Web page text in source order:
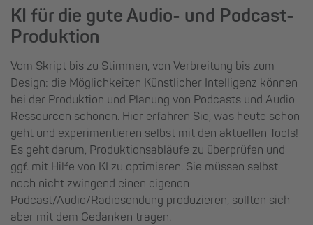
KI für die gute Audio- und Podcast-
Produktion
Vom Skript bis zu Stimmen, von Verbreitung bis zum
Design: die Möglichkeiten Künstlicher Intelligenz können
bei der Produktion und Planung von Podcasts und Audio
Ressourcen schonen. Hier erfahren Sie, was heute schon
geht und experimentieren selbst mit den aktuellen Tools!
Es geht darum, Produktionsabläufe zu überprüfen und
ggf. mit Hilfe von KI zu optimieren. Sie müssen selbst
noch nicht zwingend einen eigenen
Podcast/Audio/Radiosendung produzieren, sollten sich
aber mit dem Gedanken tragen.